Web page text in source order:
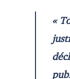
«